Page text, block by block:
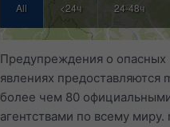
All <24ч 24-48ч
Предупреждения о опасных
явлениях предоставляются
более чем 80
агентствами по всему